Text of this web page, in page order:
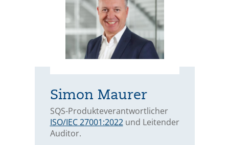
Simon Maurer
SQS-Produkteverantwortlicher
ISO/IEC 27001:2022und Leitender
Auditor.